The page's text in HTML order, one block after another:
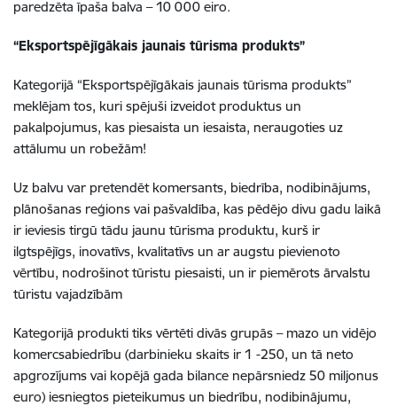
paredzēta īpaša balva – 10 000 eiro.
“Eksportspējīgākais jaunais tūrisma produkts”
Kategorijā “Eksportspējīgākais jaunais tūrisma produkts”
meklējam tos, kuri spējuši izveidot produktus un
pakalpojumus, kas piesaista un iesaista, neraugoties uz
attālumu un robežām!
Uz balvu var pretendēt komersants, biedrība, nodibinājums,
plānošanas reģions vai pašvaldība, kas pēdējo divu gadu laikā
ir ieviesis tirgū tādu jaunu tūrisma produktu, kurš ir
ilgtspējīgs, inovatīvs, kvalitatīvs un ar augstu pievienoto
vērtību, nodrošinot tūristu piesaisti, un ir piemērots ārvalstu
tūristu vajadzībām
Kategorijā produkti tiks vērtēti divās grupās – mazo un vidējo
komercsabiedrību (darbinieku skaits ir 1 -250, un tā neto
apgrozījums vai kopējā gada bilance nepārsniedz 50 miljonus
euro) iesniegtos pieteikumus un biedrību, nodibinājumu,